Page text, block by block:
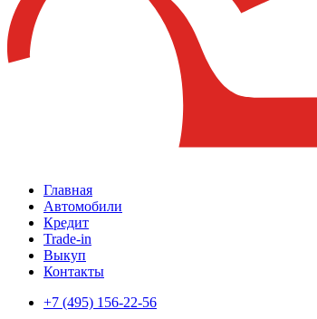
Главная
Автомобили
Кредит
Trade-in
Выкуп
Контакты
+7 (495) 156-22-56